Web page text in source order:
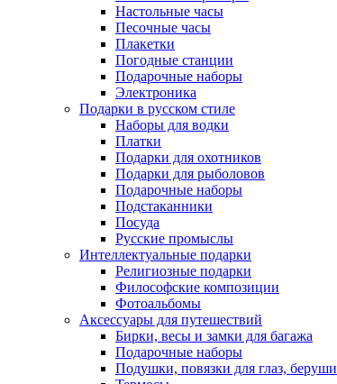
Настольные часы
Песочные часы
Плакетки
Погодные станции
Подарочные наборы
Электроника
Подарки в русском стиле
Наборы для водки
Платки
Подарки для охотников
Подарки для рыболовов
Подарочные наборы
Подстаканники
Посуда
Русские промыслы
Интеллектуальные подарки
Религиозные подарки
Философские композиции
Фотоальбомы
Аксессуары для путешествий
Бирки, весы и замки для багажа
Подарочные наборы
Подушки, повязки для глаз, беруши